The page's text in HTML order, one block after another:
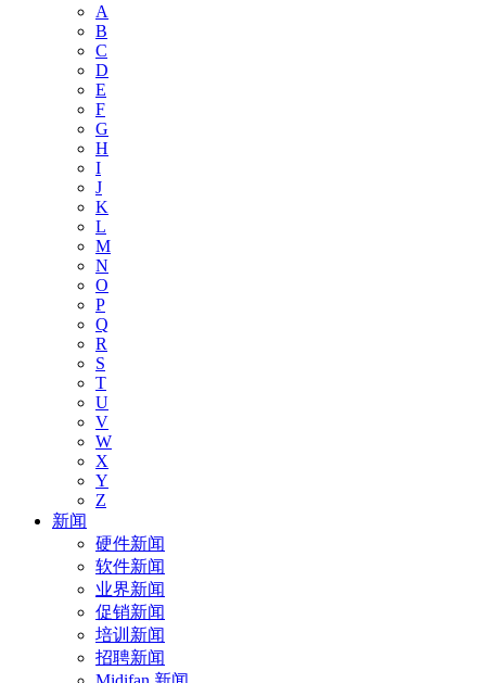
A
B
C
D
E
F
G
H
I
J
K
L
M
N
O
P
Q
R
S
T
U
V
W
X
Y
Z
新闻
硬件新闻
软件新闻
业界新闻
促销新闻
培训新闻
招聘新闻